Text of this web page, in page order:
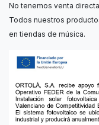
No tenemos venta
Todos nuestros
en tiendas de música.